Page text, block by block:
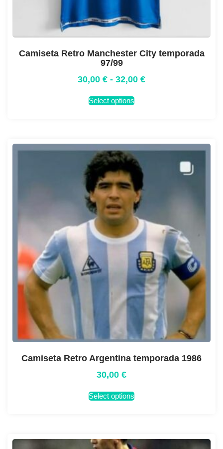
Camiseta Retro Manchester City temporada
97/99
30,00 € - 32,00 €
Select options
Camiseta Retro Argentina temporada 1986
30,00 €
Select options